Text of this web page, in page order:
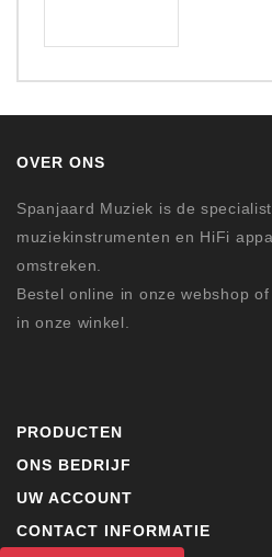
OVER ONS
Spanjaard Muziek is de
muziekinstrumenten en HiFi
omstreken.
Bestel online in onze webshop
in onze winkel.
PRODUCTEN
ONS BEDRIJF
UW ACCOUNT
CONTACT INFORMATIE